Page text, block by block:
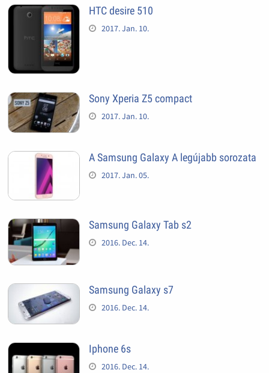
HTC desire 510
2017. Jan. 10.
Sony Xperia Z5 compact
2017. Jan. 10.
A Samsung Galaxy A legújabb sorozata
2017. Jan. 05.
Samsung Galaxy Tab s2
2016. Dec. 14.
Samsung Galaxy s7
2016. Dec. 14.
Iphone 6s
2016. Dec. 14.